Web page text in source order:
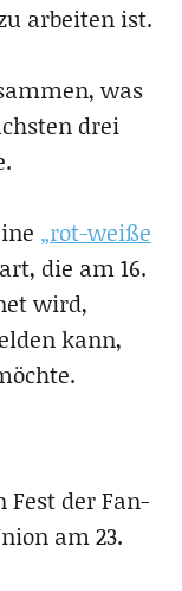
arbeiten ist.
was
drei
„rot-weiße
die am 16.
wird,
kann,
Fest der Fan-
am 23.